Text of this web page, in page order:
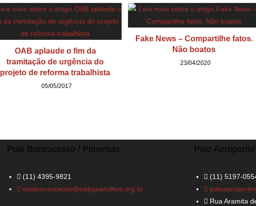
OAB aplaude o fim da
tramitação de urgência do
projeto de reforma trabalhista
05/05/2017
Fake News – Compartilhe fatos.
Não boatos
23/04/2020
Polo Bonsucesso / Pimentas
(11) 4395-9821
salabonsucesso@oabguarulhos.org.br
Polo
(11) 5197-
Rua Aramita